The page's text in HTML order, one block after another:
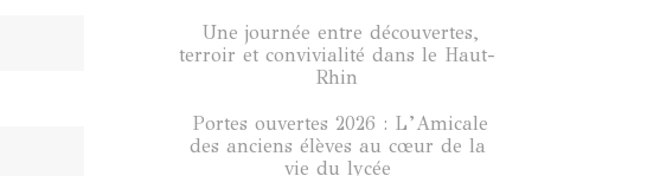
Une journée entre découvertes,
terroir et convivialité dans le Haut-
Rhin
Portes ouvertes 2026 : L’Amicale
des anciens élèves au cœur de la
vie du lycée